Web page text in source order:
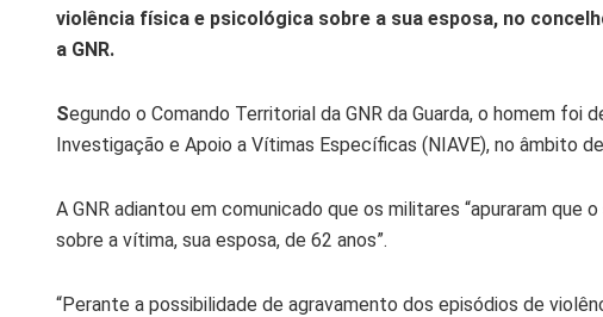
violência física e psicológica sobre a sua esposa, no
a GNR.
Segundo o Comando Territorial da GNR da Guarda, o homem
Investigação e Apoio a Vítimas Específicas (NIAVE), no âmbito
A GNR adiantou em comunicado que os militares “apuraram
sobre a vítima, sua esposa, de 62 anos”.
“Perante a possibilidade de agravamento dos episódios de